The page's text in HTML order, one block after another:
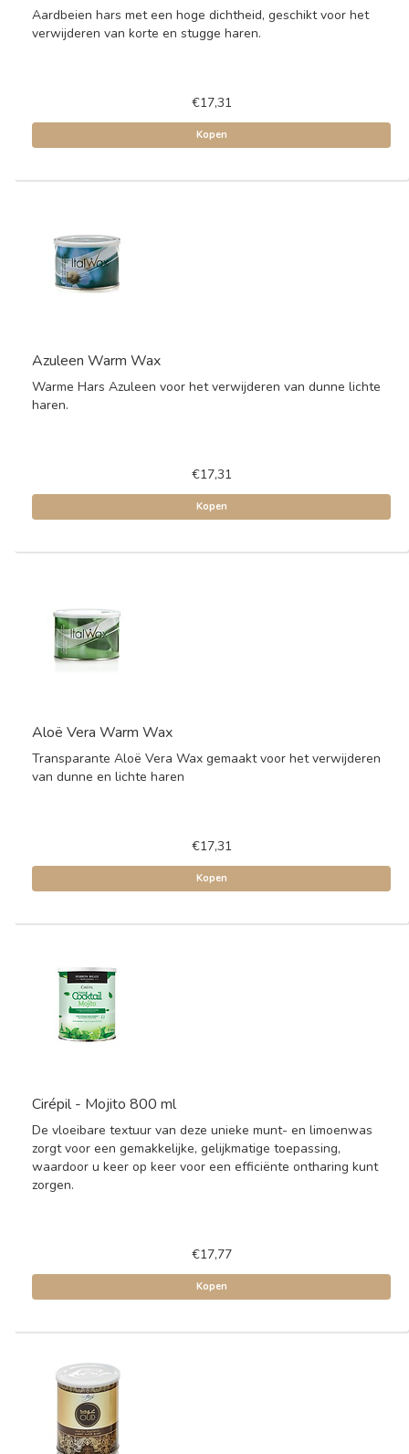
Aardbeien hars met een hoge dichtheid, geschikt voor het
verwijderen van korte en stugge haren.
€17,31
Kopen
Azuleen Warm Wax
Warme Hars Azuleen voor het verwijderen van dunne lichte
haren.
€17,31
Kopen
Aloë Vera Warm Wax
Transparante Aloë Vera Wax gemaakt voor het verwijderen
van dunne en lichte haren
€17,31
Kopen
Cirépil - Mojito 800 ml
De vloeibare textuur van deze unieke munt- en limoenwas
zorgt voor een gemakkelijke, gelijkmatige toepassing,
waardoor u keer op keer voor een efficiënte ontharing kunt
zorgen.
€17,77
Kopen